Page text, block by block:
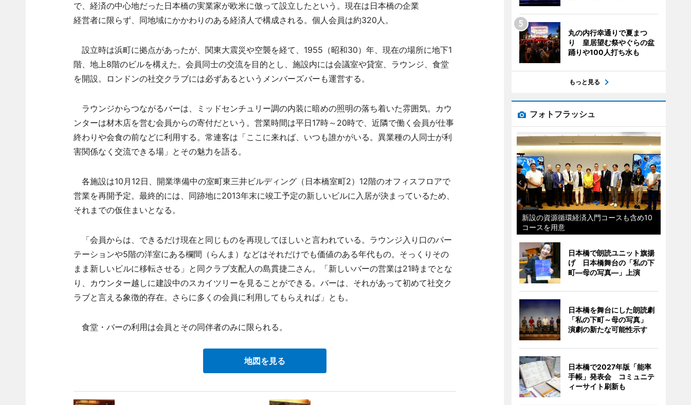
で、経済の中心地だった日本橋の実業家が欧米に倣って設立したという。現在は日本橋の企業
経営者に限らず、同地域にかかわりのある経済人で構成される。個人会員は約320人。
設立時は浜町に拠点があったが、関東大震災や空襲を経て、1955（昭和30）年、現在の場所に地下1
階、地上8階のビルを構えた。会員同士の交流を目的とし、施設内には会議室や貸室、ラウンジ、食堂
を開設。ロンドンの社交クラブには必ずあるというメンバーズバーも運営する。
ラウンジからつながるバーは、ミッドセンチュリー調の内装に暗めの照明の落ち着いた雰囲気。カウ
ンターは材木店を営む会員からの寄付だという。営業時間は平日17時～20時で、近隣で働く会員が仕事
終わりや会食の前などに利用する。常連客は「ここに来れば、いつも誰かがいる。異業種の人同士が利
害関係なく交流できる場」とその魅力を語る。
各施設は10月12日、開業準備中の室町東三井ビルディング（日本橋室町2）12階のオフィスフロアで
営業を再開予定。最終的には、同跡地に2013年末に竣工予定の新しいビルに入居が決まっているため、
それまでの仮住まいとなる。
「会員からは、できるだけ現在と同じものを再現してほしいと言われている。ラウンジ入り口のパー
テーションや5階の洋室にある欄間（らんま）などはそれだけでも価値のある年代もの。そっくりその
まま新しいビルに移転させる」と同クラブ支配人の島貫捷二さん。「新しいバーの営業は21時までとな
り、カウンター越しに建設中のスカイツリーを見ることができる。バーは、それがあって初めて社交ク
ラブと言える象徴的存在。さらに多くの会員に利用してもらえれば」とも。
食堂・バーの利用は会員とその同伴者のみに限られる。
地図を見る
丸の内行幸通りで夏まつ
り 皇居望む祭やぐらの盆
踊りや100人打ち水も
もっと見る
フォトフラッシュ
新設の資源循環経済入門コースも含め10
コースを用意
日本橋で朗読ユニット旗揚
げ 日本橋舞台の「私の下
町―母の写真―」上演
日本橋を舞台にした朗読劇
「私の下町～母の写真」
演劇の新たな可能性示す
日本橋で2027年版「能率
手帳」発表会 コミュニテ
ィーサイト刷新も